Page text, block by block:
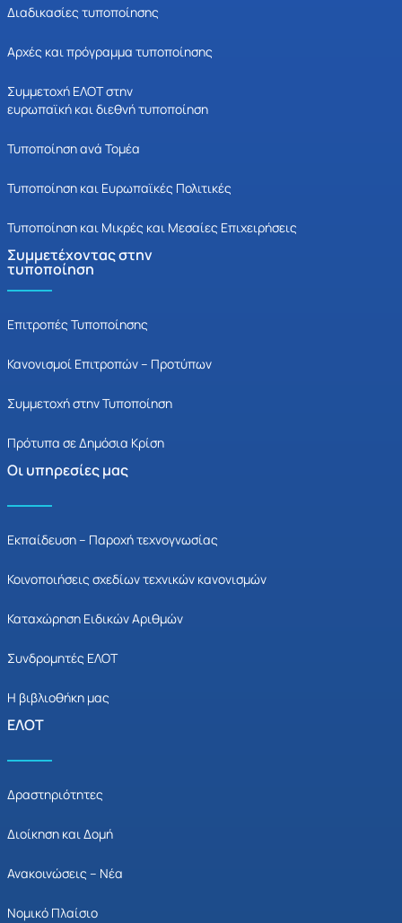
Διαδικασίες τυποποίησης
Αρχές και πρόγραμμα τυποποίησης
Συμμετοχή ΕΛΟΤ στην
ευρωπαϊκή και διεθνή τυποποίηση
Τυποποίηση ανά Τομέα
Τυποποίηση και Ευρωπαϊκές Πολιτικές
Τυποποίηση και Μικρές και Μεσαίες Επιχειρήσεις
Συμμετέχοντας στην
τυποποίηση
Επιτροπές Τυποποίησης
Κανονισμοί Επιτροπών – Προτύπων
Συμμετοχή στην Τυποποίηση
Πρότυπα σε Δημόσια Κρίση
Οι υπηρεσίες μας
Εκπαίδευση – Παροχή τεχνογνωσίας
Κοινοποιήσεις σχεδίων τεχνικών κανονισμών
Καταχώρηση Ειδικών Αριθμών
Συνδρομητές ΕΛΟΤ
Η βιβλιοθήκη μας
ΕΛΟΤ
Δραστηριότητες
Διοίκηση και Δομή
Ανακοινώσεις – Νέα
Νομικό Πλαίσιο